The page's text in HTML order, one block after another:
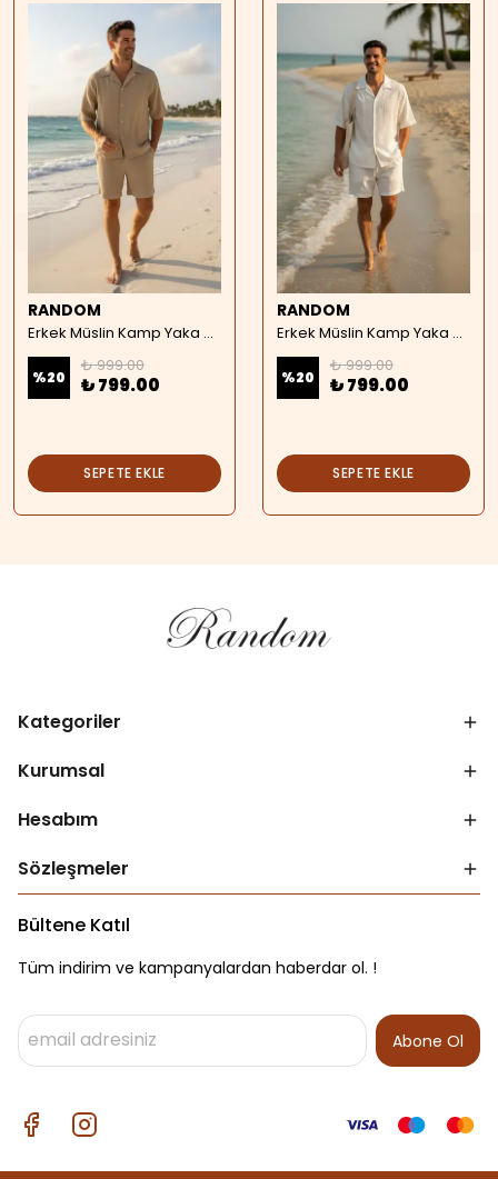
RANDOM
Erkek Müslin Kamp Yaka Kısa Kollu Gömlek - bej
%20
₺ 999.00
₺ 799.00
SEPETE EKLE
RANDOM
Erkek Müslin Kamp Yaka Kısa Kollu Gömlek - beyaz
%20
₺ 999.00
₺ 799.00
SEPETE EKLE
Kategoriler
Kurumsal
Hesabım
Sözleşmeler
Bültene Katıl
Tüm indirim ve kampanyalardan haberdar ol. !
Abone Ol